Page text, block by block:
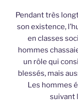
Pendant très
son existence,
en classes
hommes
un rôle qui
blessés, mais
Les hommes
suivant